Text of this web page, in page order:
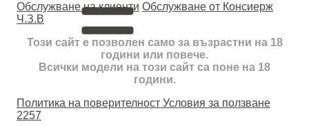
Oбслужване на клиенти Обслужване от Консиерж
Ч.З.В
Този сайт е позволен само за възрастни на 18
години или повече.
Всички модели на този сайт са поне на 18
години.
Политика на поверителност Условия за ползване
2257